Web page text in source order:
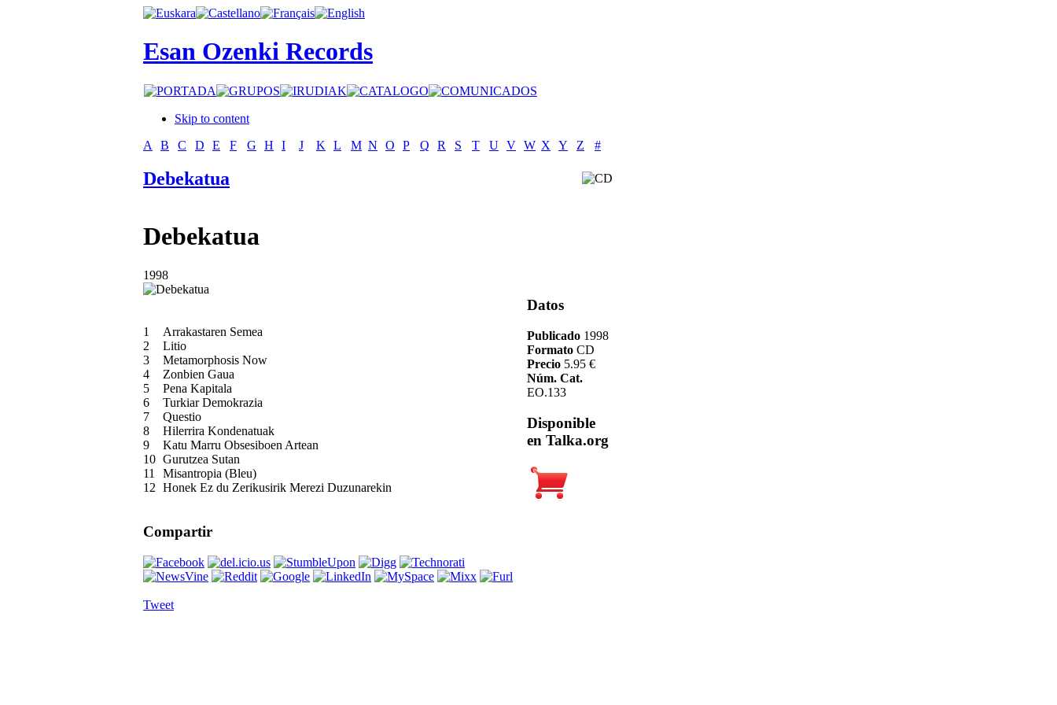
Esan Ozenki Records
Skip to content
A
B C D E F G H I J K L M N O P Q R S T U V W X Y Z #
Debekatua
Debekatua
1998
1
Arrakastaren Semea
2
Litio
3
Metamorphosis Now
4
Zonbien Gaua
5
Pena Kapitala
6
Turkiar Demokrazia
7
Questio
8
Hilerrira Kondenatuak
9
Katu Marru Obsesiboen Artean
10 Gurutzea Sutan
11
Misantropia (Bleu)
12 Honek Ez du Zerikusirik Merezi Duzunarekin
Compartir
Tweet
Datos
Publicado 1998
Formato CD
Precio 5.95 €
Núm. Cat.
EO.133
Disponible
en Talka.org